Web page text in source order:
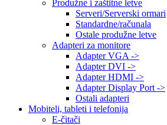
Produžne i zaštitne letve
Serveri/Serverski ormari
Standardne/računala
Ostale produžne letve
Adapteri za monitore
Adapter VGA ->
Adapter DVI ->
Adapter HDMI ->
Adapter Display Port ->
Ostali adapteri
Mobiteli, tableti i telefonija
E-čitači